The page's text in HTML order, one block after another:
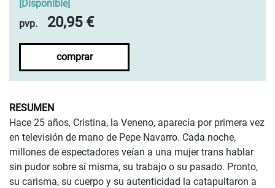
[Disponible]
pvp.
20,95 €
comprar
RESUMEN
Hace 25 años, Cristina, la Veneno, aparecía por primera vez
en televisión de mano de Pepe Navarro. Cada noche,
millones de espectadores veían a una mujer trans hablar
sin pudor sobre sí misma, su trabajo o su pasado. Pronto,
su carisma, su cuerpo y su autenticidad la catapultaron a